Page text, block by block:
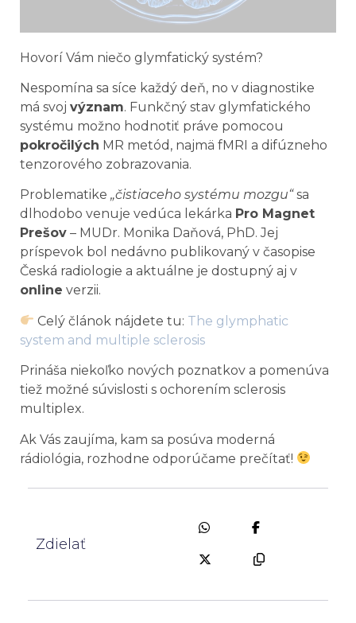
Hovorí Vám niečo glymfatický systém?
Nespomína sa síce každý deň, no v diagnostike
má svoj význam. Funkčný stav glymfatického
systému možno hodnotiť práve pomocou
pokročilých MR metód, najmä fMRI a difúzneho
tenzorového zobrazovania.
Problematike „čistiaceho systému mozgu“ sa
dlhodobo venuje vedúca lekárka Pro Magnet
Prešov – MUDr. Monika Daňová, PhD. Jej
príspevok bol nedávno publikovaný v časopise
Česká radiologie a aktuálne je dostupný aj v
online verzii.
Celý článok nájdete tu: The glymphatic
system and multiple sclerosis
Prináša niekoľko nových poznatkov a pomenúva
tiež možné súvislosti s ochorením sclerosis
multiplex.
Ak Vás zaujíma, kam sa posúva moderná
rádiológia, rozhodne odporúčame prečítať!
Zdielať